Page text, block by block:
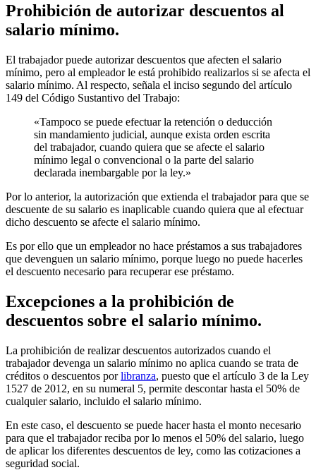
Prohibición de autorizar descuentos al
salario mínimo.
El trabajador puede autorizar descuentos que afecten el salario
mínimo, pero al empleador le está prohibido realizarlos si se afecta el
salario mínimo. Al respecto, señala el inciso segundo del artículo
149 del Código Sustantivo del Trabajo:
«Tampoco se puede efectuar la retención o deducción
sin mandamiento judicial, aunque exista orden escrita
del trabajador, cuando quiera que se afecte el salario
mínimo legal o convencional o la parte del salario
declarada inembargable por la ley.»
Por lo anterior, la autorización que extienda el trabajador para que se
descuente de su salario es inaplicable cuando quiera que al efectuar
dicho descuento se afecte el salario mínimo.
Es por ello que un empleador no hace préstamos a sus trabajadores
que devenguen un salario mínimo, porque luego no puede hacerles
el descuento necesario para recuperar ese préstamo.
Excepciones a la prohibición de
descuentos sobre el salario mínimo.
La prohibición de realizar descuentos autorizados cuando el
trabajador devenga un salario mínimo no aplica cuando se trata de
créditos o descuentos porlibranza, puesto que el artículo 3 de la Ley
1527 de 2012, en su numeral 5, permite descontar hasta el 50% de
cualquier salario, incluido el salario mínimo.
En este caso, el descuento se puede hacer hasta el monto necesario
para que el trabajador reciba por lo menos el 50% del salario, luego
de aplicar los diferentes descuentos de ley, como las cotizaciones a
seguridad social.